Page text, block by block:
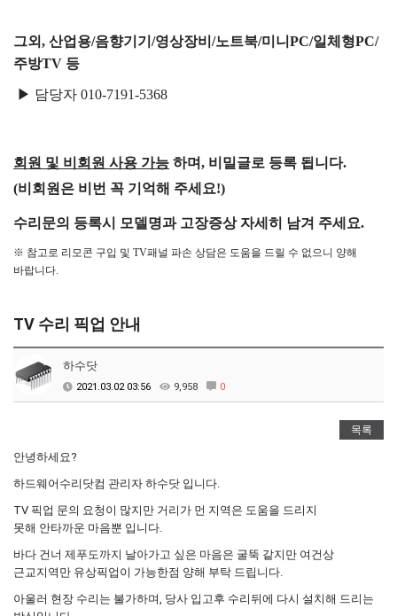
그외, 산업용/음향기기/영상장비/노트북/미니PC/일체형PC/
주방TV 등
▶ 담당자 010-7191-5368
회원 및 비회원 사용 가능 하며, 비밀글로 등록 됩니다.
(비회원은 비번 꼭 기억해 주세요!)
수리문의 등록시 모델명과 고장증상자세히 남겨 주세요.
※ 참고로 리모콘 구입 및 TV패널 파손 상담은 도움을 드릴 수 없으니 양해
바랍니다.
TV 수리 픽업 안내
하수닷
2021.03.02 03:56 9,958 0
목록
안녕하세요?
하드웨어수리닷컴 관리자 하수닷 입니다.
TV 픽업 문의 요청이 많지만 거리가 먼 지역은 도움을 드리지
못해 안타까운 마음뿐 입니다.
바다 건너 제푸도까지 날아가고 싶은 마음은 굴뚝 같지만 여건상
근교지역만 유상픽업이 가능한점 양해 부탁 드립니다.
아울러 현장 수리는 불가하며, 당사 입고후 수리뒤에 다시 설치해 드리는